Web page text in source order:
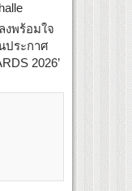
งพร้อมใจ
ประกาศ
2026’